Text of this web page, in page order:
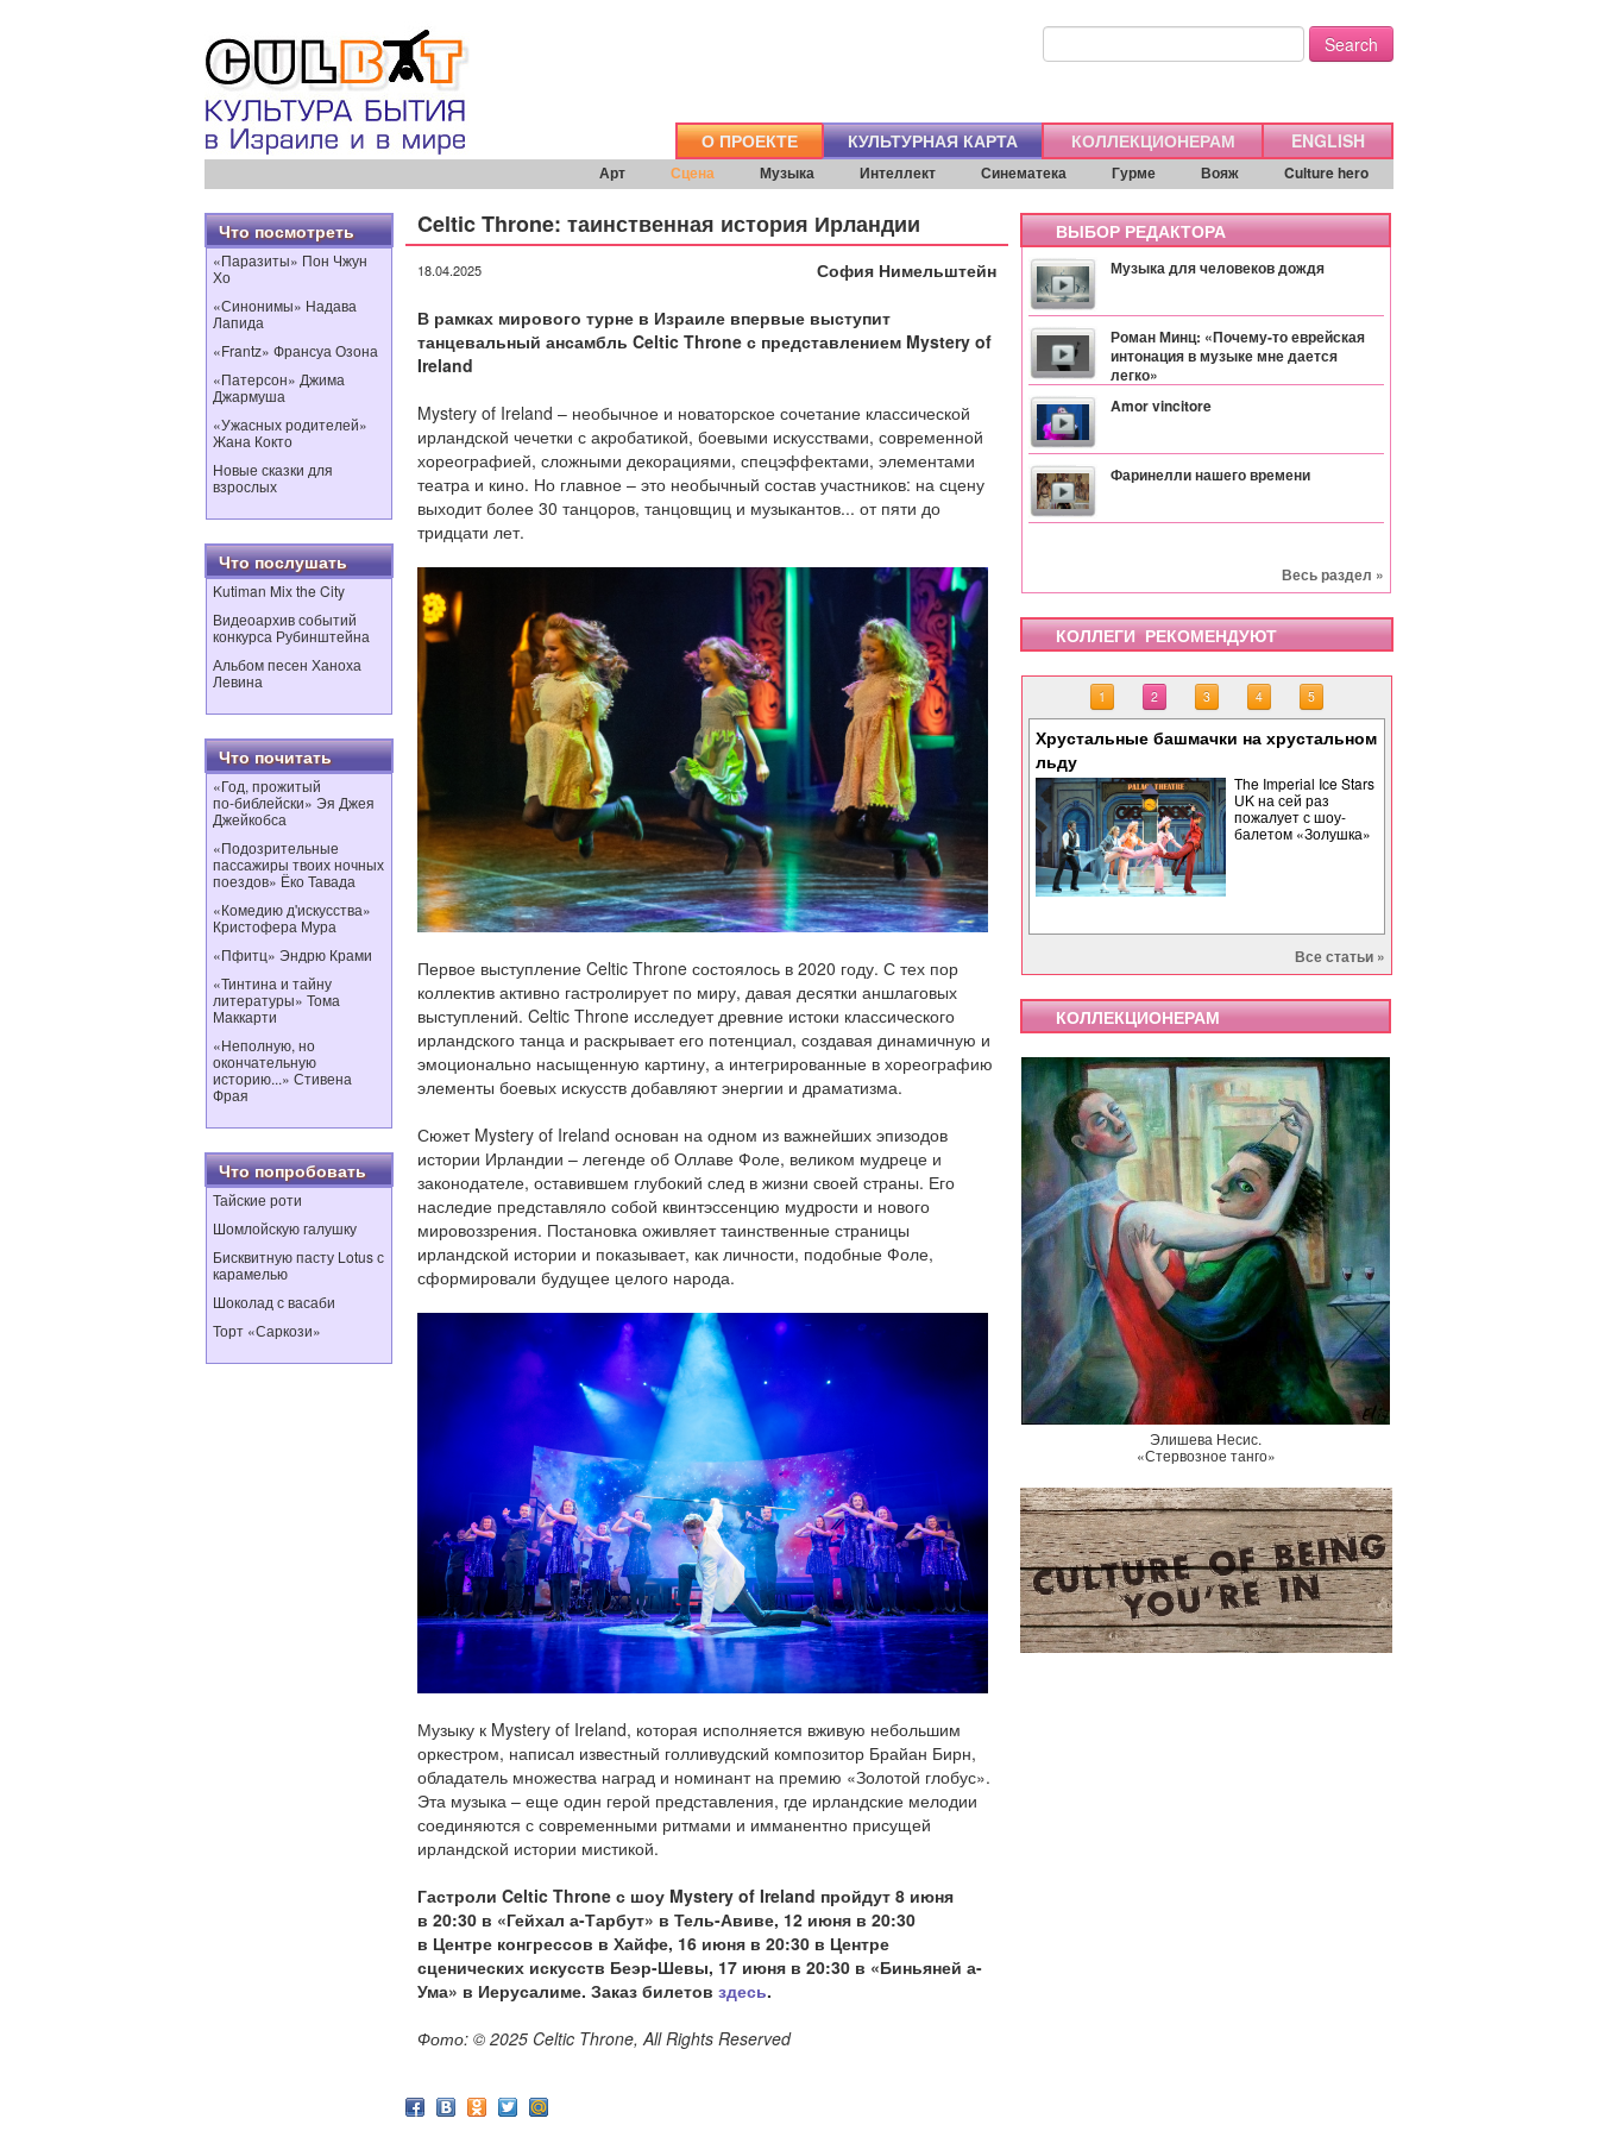
Search
О ПРОЕКТЕ КУЛЬТУРНАЯ КАРТА КОЛЛЕКЦИОНЕРАМ ENGLISH
Арт Сцена Музыка Интеллект Синематека Гурме Вояж Culture hero
Что посмотреть
«Паразиты» Пон Чжун
Хо
«Синонимы» Надава
Лапида
«Frantz» Франсуа Озона
«Патерсон» Джима
Джармуша
«Ужасных родителей»
Жана Кокто
Новые сказки для
взрослых
Что послушать
Kutiman Mix the City
Видеоархив событий
конкурса Рубинштейна
Альбом песен Ханоха
Левина
Что почитать
«Год, прожитый
по‑библейски» Эя Джея
Джейкобса
«Подозрительные
пассажиры твоих ночных
поездов» Ёко Тавада
«Комедию д'искусства»
Кристофера Мура
«Пфитц» Эндрю Крами
«Тинтина и тайну
литературы» Тома
Маккарти
«Неполную, но
окончательную
историю...» Стивена
Фрая
Что попробовать
Тайские роти
Шомлойскую галушку
Бисквитную пасту Lotus с
карамелью
Шоколад с васаби
Торт «Саркози»
Celtic Throne: таинственная история Ирландии
18.04.2025
София Нимельштейн
В рамках мирового турне в Израиле впервые выступит
танцевальный ансамбль Celtic Throne с представлением Mystery of
Ireland
Mystery of Ireland – необычное и новаторское сочетание классической
ирландской чечетки с акробатикой, боевыми искусствами, современной
хореографией, сложными декорациями, спецэффектами, элементами
театра и кино. Но главное – это необычный состав участников: на сцену
выходит более 30 танцоров, танцовщиц и музыкантов... от пяти до
тридцати лет.
Первое выступление Celtic Throne состоялось в 2020 году. С тех пор
коллектив активно гастролирует по миру, давая десятки аншлаговых
выступлений. Celtic Throne исследует древние истоки классического
ирландского танца и раскрывает его потенциал, создавая динамичную и
эмоционально насыщенную картину, а интегрированные в хореографию
элементы боевых искусств добавляют энергии и драматизма.
Сюжет Mystery of Ireland основан на одном из важнейших эпизодов
истории Ирландии – легенде об Оллаве Фоле, великом мудреце и
законодателе, оставившем глубокий след в жизни своей страны. Его
наследие представляло собой квинтэссенцию мудрости и нового
мировоззрения. Постановка оживляет таинственные страницы
ирландской истории и показывает, как личности, подобные Фоле,
сформировали будущее целого народа.
Музыку к Mystery of Ireland, которая исполняется вживую небольшим
оркестром, написал известный голливудский композитор Брайан Бирн,
обладатель множества наград и номинант на премию «Золотой глобус».
Эта музыка – еще один герой представления, где ирландские мелодии
соединяются с современными ритмами и имманентно присущей
ирландской истории мистикой.
Гастроли Celtic Throne с шоу Mystery of Ireland пройдут 8 июня
в 20:30 в «Гейхал а-Тарбут» в Тель-Авиве, 12 июня в 20:30
в Центре конгрессов в Хайфе, 16 июня в 20:30 в Центре
сценических искусств Беэр-Шевы, 17 июня в 20:30 в «Биньяней а-
Ума» в Иерусалиме. Заказ билетов здесь.
Фото: © 2025 Celtic Throne, All Rights Reserved
ВЫБОР РЕДАКТОРА
Музыка для человеков дождя
Роман Минц: «Почему-то еврейская
интонация в музыке мне дается
легко»
Amor vincitore
Фаринелли нашего времени
Весь раздел »
КОЛЛЕГИ РЕКОМЕНДУЮТ
1 2 3 4 5
Хрустальные башмачки на хрустальном
льду
The Imperial Ice Stars
UK на сей раз
пожалует с шоу-
балетом «Золушка»
Все статьи »
КОЛЛЕКЦИОНЕРАМ
Элишева Несис.
«Стервозное танго»